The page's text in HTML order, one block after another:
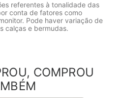
referentes à tonalidade das
conta de fatores como
Pode haver variação de
calças e bermudas.
COMPROU